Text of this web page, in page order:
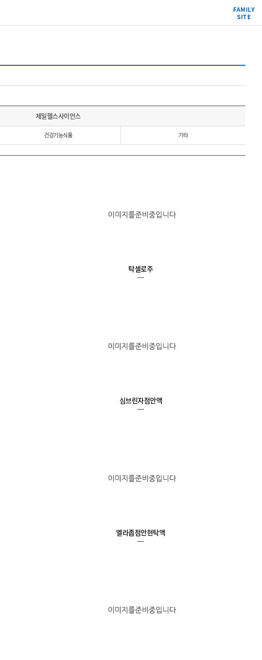
FAMILY
SITE
제일헬스사이언스
건강기능식품 기타
탁셀로주
심브린자점안액
엘라좁점안현탁액